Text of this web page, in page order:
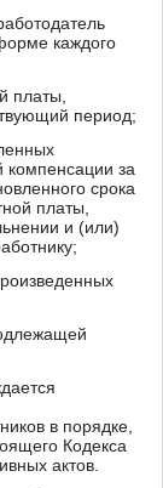
каждого
платы,
период;
компенсации за
срока
платы,
и (или)
в порядке,
Кодекса
актов.